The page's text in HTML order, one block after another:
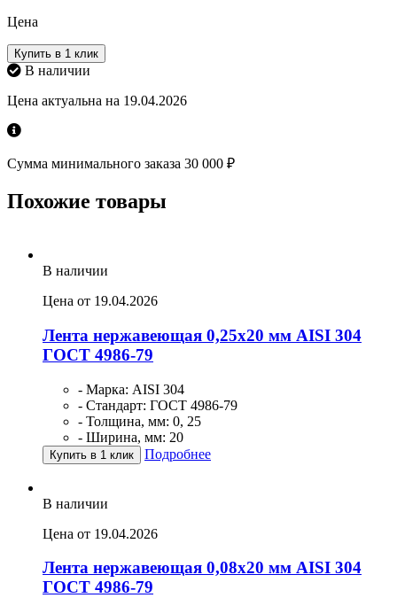
Цена
Купить в 1 клик
В наличии
Цена актуальна на 19.04.2026
Сумма минимального заказа 30 000 ₽
Похожие товары
В наличии
Цена от 19.04.2026
Лента нержавеющая 0,25х20 мм AISI 304
ГОСТ 4986-79
- Марка: AISI 304
- Стандарт: ГОСТ 4986-79
- Толщина, мм: 0, 25
- Ширина, мм: 20
Купить в 1 клик Подробнее
В наличии
Цена от 19.04.2026
Лента нержавеющая 0,08х20 мм AISI 304
ГОСТ 4986-79